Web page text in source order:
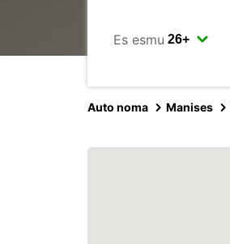
Es esmu
Auto noma Manises